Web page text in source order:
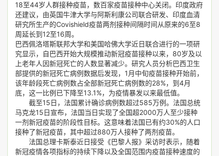
18至44岁人群接种疫苗，数百家疫苗接种中心关闭。印度政府
还建议，由英国牛津大学与阿斯利康公司联合研发、印度血清
研究所生产的Covishield疫苗两剂接种间隔时间从原来的6至8
周延长到12至16周。
巴西佩洛塔斯联邦大学和美国哈佛大学近日联合进行的一项研
究显示，自巴西开始大规模推动新冠疫苗接种以来，80岁及以
上老年人因新冠死亡的人数显著减少。研究人员分析巴西卫生
部提供的新冠死亡病例数据后发现，1月中旬疫苗接种开始前，
该年龄段死亡病例数占全部新冠死亡病例数的28%，到4月
底，这一比例已下降至13.1%，为疫情暴发以来最低值。
截至15日，法国累计确诊病例数超过585万例。法国总统
马克龙15日宣布，法国当日实现了全国超2000万人至少接种
一剂新冠疫苗的阶段性目标。这意味着法国已有约30%的人口
接种了新冠疫苗，其中超过880万人接种了两剂疫苗。
法国总理卡斯泰近日接受《巴黎人报》采访时表示，随着
新冠疫情各项指标的持续下降以及全国范围内疫苗接种速度的